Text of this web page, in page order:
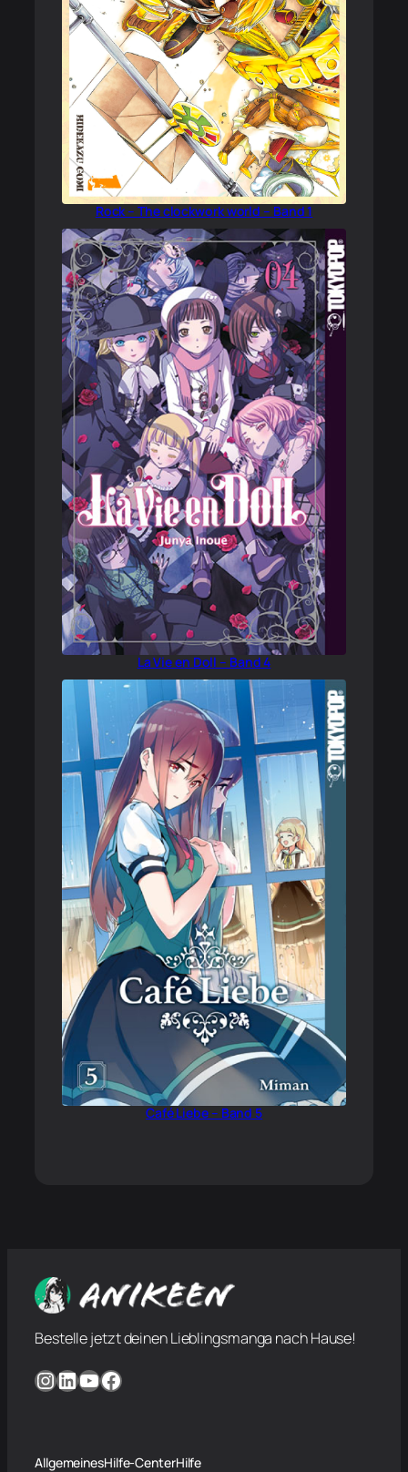
Rock – The clockwork world – Band 1
La Vie en Doll – Band 4
Café Liebe – Band 5
Bestelle jetzt deinen Lieblingsmanga nach Hause!
InstagramLinkedIn YouTube Facebook
AllgemeinesHilfe-CenterHilfe